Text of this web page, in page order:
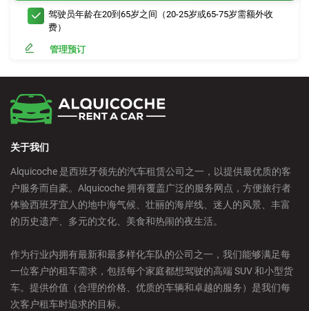
驾驶员年龄在20到65岁之间（20-25岁或65-75岁需额外收
费）
管理预订
关于我们
Alquicoche 是西班牙领先的汽车租赁公司之一，以提供最优质的客
户服务而自豪。Alquicoche 拥有覆盖广泛的服务网点，方便旅行者
体验西班牙宜人的地中海气候、壮丽的海岸线、迷人的风景、丰富
的历史遗产、多元的文化、美食和热闹的夜生活。
作为行业内拥有最新和最多样化车队的公司之一，我们能够满足每
一位客户的租车需求，包括每个家庭都想驾驶的高端 SUV 和小型货
车。提供价值（合理的价格、优质的车辆和卓越的服务）是我们每
次客户租车时追求的目标。